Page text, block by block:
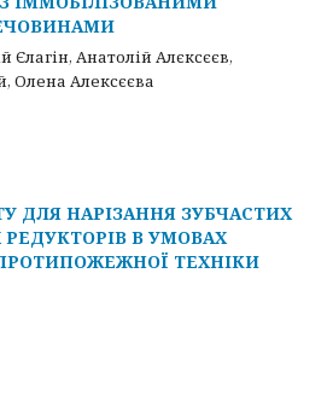
Єлагін, Анатолій Алєксєєв,
Олена Алексєєва
ДЛЯ НАРІЗАННЯ ЗУБЧАСТИХ
РЕДУКТОРІВ В УМОВАХ
ТЕХНІКИ